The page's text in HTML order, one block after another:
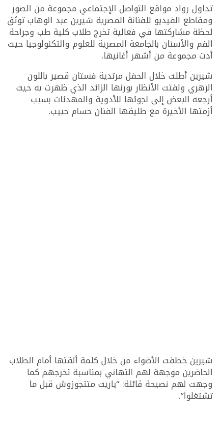
تداول رواد مواقع التواصل الإجتماعي مجموعة من الصور
ومقاطع الفيديو للفنانة المصرية شيرين عبد الوهاب توثق
لحظة مشاركتها في فعالية تخرج طلاب كلية طب وجراحة
الفم والأسنان بالجامعة المصرية للعلوم والتكنولوجيا حيث
أدت مجموعة من أشهر أغانيها.
شيرين أطلت خلال الحفل مرتدية فستان قصير باللون
الزهري ولفتت الأنظار بوزنها الزائد الذي ظهرت به حيث
أرجعه البعض إلى لجوئها للأدوية والمهدئات بسبب
أزمتها الأخيرة مع طليقها الفنان حسام حبيب.
شيرين خطفت الأضواء من خلال كلمة ألقتها أمام الطلاب
الحاضرين موجهة لهم التهاني بمناسبة تخرجهم كما
وجهت لهم نصيحة قائلة: “ياريت متتجوزوش قبل ما
تشتغلوا”.